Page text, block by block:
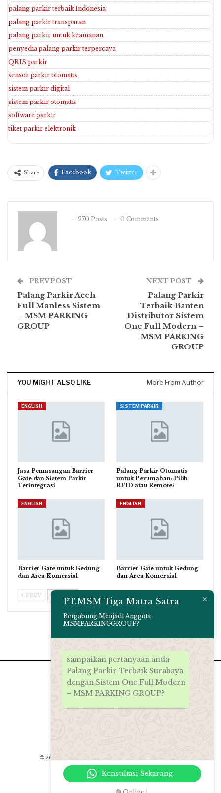
palang parkir terbaik Indonesia
palang parkir transparan
palang parkir untuk keamanan
penyedia palang parkir terpercaya
QRIS parkir
sensor parkir otomatis
sistem parkir digital
sistem parkir otomatis
software parkir
tiket parkir elektronik
Share Facebook Twitter
270 Posts 0 Comments
PREV POST
Palang Parkir Aceh
Full Manless Sistem
– MSM PARKING
GROUP
NEXT POST
Palang Parkir
Terbaik Banten
Distributor Sistem
One Full Modern –
MSM PARKING
GROUP
YOU MIGHT ALSO LIKE More From Author
ENGLISH
Jasa Pemasangan Barrier
Gate dan Sistem Parkir
Terintegrasi
SISTEM PARKIR
Palang Parkir Otomatis
untuk Perumahan: Pilih
RFID atau Remote?
ENGLISH
Barrier Gate untuk Gedung
dan Area Komersial
ENGLISH
Barrier Gate untuk Gedung
dan Area Komersial
PREV NEXT
© 2026 - PT.MSM Tiga Matra Satra. All Rights Reserved.
Website Design: msmparkinggroup 2012
PT.MSM Tiga Matra Satra
Bergabung Menjadi Anggota
MSMPARKINGGROUP?
sampaikan pertanyaan anda
Palang Parkir Terbaik Surabaya
dengan Sistem One Full Modern
– MSM PARKING GROUP?
Konsultasi Sekarang